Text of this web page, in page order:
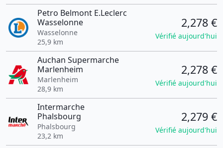
Petro Belmont E.Leclerc
Wasselonne
Wasselonne
25,9 km
2,278 €
Vérifié aujourd'hui
Auchan Supermarche
Marlenheim
Marlenheim
28,9 km
2,278 €
Vérifié aujourd'hui
Intermarche
Phalsbourg
Phalsbourg
23,2 km
2,279 €
Vérifié aujourd'hui